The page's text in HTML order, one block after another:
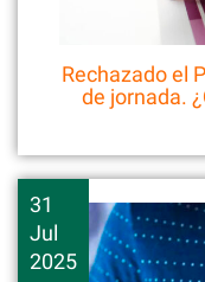
Rechazado el
de jornada.
31
Jul
2025